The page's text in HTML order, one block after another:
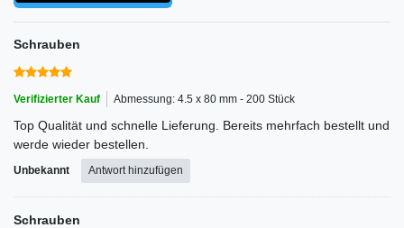
Schrauben
Verifizierter Kauf Abmessung: 4.5 x 80 mm - 200 Stück
Top Qualität und schnelle Lieferung. Bereits mehrfach bestellt und
werde wieder bestellen.
Unbekannt Antwort hinzufügen
Schrauben